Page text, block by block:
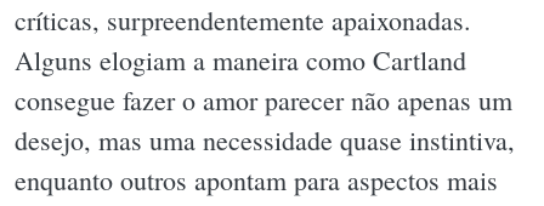
críticas, surpreendentemente apaixonadas.
Alguns elogiam a maneira como Cartland
consegue fazer o amor parecer não apenas um
desejo, mas uma necessidade quase instintiva,
enquanto outros apontam para aspectos mais